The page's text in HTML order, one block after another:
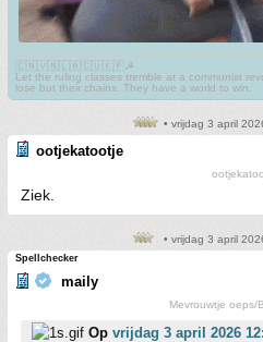
🇨🇳🇻🇳🇱🇦🇨🇺🇰🇵☭
Let the ruling classes tremble at a communist
lose but their chains. They have a world to win.
• vrijdag 3 april
ootjekatootje
Ziek.
• vrijdag 3 april
Spellchecker
maily
Mevrouwtje oeps/
Op vrijdag 3 april 2026